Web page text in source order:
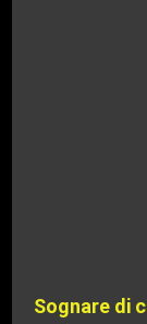
Sognare di